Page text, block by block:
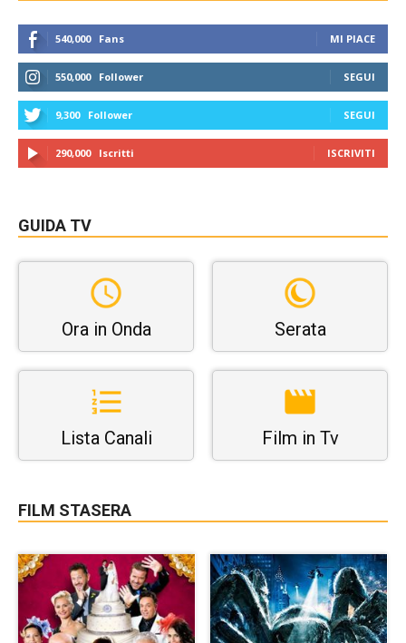
540,000 Fans MI PIACE
550,000 Follower SEGUI
9,300 Follower SEGUI
290,000 Iscritti ISCRIVITI
GUIDA TV
Ora in Onda Serata
Lista Canali Film in Tv
FILM STASERA